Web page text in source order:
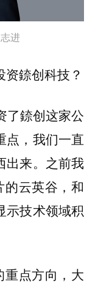
进
錼创科技？
了錼创这家公
点，我们一直
出来。之前我
云英谷，和
示技术领域积
点方向，大